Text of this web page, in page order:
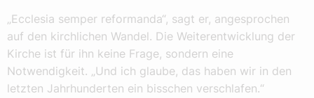
„Ecclesia semper reformanda“, sagt er, angesprochen
auf den kirchlichen Wandel. Die Weiterentwicklung der
Kirche ist für ihn keine Frage, sondern eine
Notwendigkeit. „Und ich glaube, das haben wir in den
letzten Jahrhunderten ein bisschen verschlafen.“